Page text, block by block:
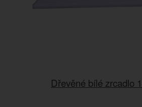
Dřevěné bílé zrcadlo